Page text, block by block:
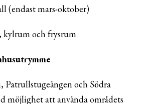
(endast mars-oktober)
och frysrum
Patrullstugeängen och Södra
möjlighet att använda områdets